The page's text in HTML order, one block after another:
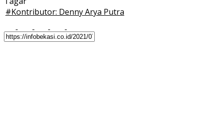
#Kontributor: Denny Arya Putra